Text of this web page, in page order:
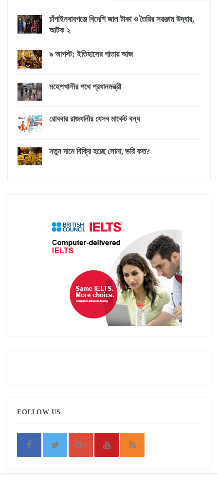
চাঁপাইনবাবগঞ্জে বিদেশি জাল টাকা ও তৈরির সরঞ্জাম উদ্ধার,
আটক ২
৯ আগস্ট: ইতিহাসের পাতায় আজ
মহেশখালীর পথে প্রধানমন্ত্রী
রোববার রাজধানীর যেসব মার্কেট বন্ধ
নতুন দামে বিক্রি হচ্ছে সোনা, ভরি কত?
FOLLOW US